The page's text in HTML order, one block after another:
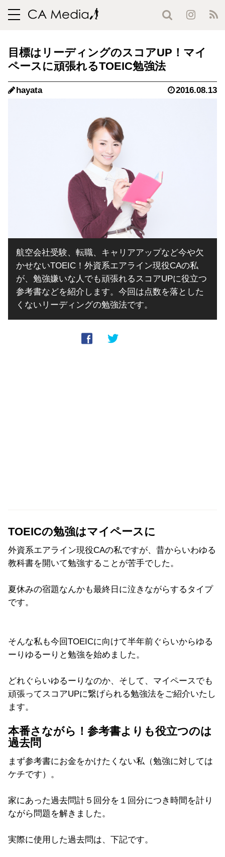
toggle
目標はリーディングのスコアUP！マイ
ペースに頑張れるTOEIC勉強法
hayata 2016.08.13
航空会社受験、転職、キャリアアップなど今や欠
かせないTOEIC！外資系エアライン現役CAの私
が、勉強嫌いな人でも頑張れるスコアUPに役立つ
参考書などを紹介します。今回は点数を落とした
くないリーディングの勉強法です。
TOEICの勉強はマイペースに
外資系エアライン現役CAの私ですが、昔からいわゆる
教科書を開いて勉強することが苦手でした。
夏休みの宿題なんかも最終日に泣きながらするタイプ
です。
そんな私も今回TOEICに向けて半年前ぐらいからゆる
ーりゆるーりと勉強を始めました。
どれぐらいゆるーりなのか、そして、マイペースでも
頑張ってスコアUPに繋げられる勉強法をご紹介いたし
ます。
本番さながら！参考書よりも役立つのは
過去問
まず参考書にお金をかけたくない私（勉強に対しては
ケチです）。
家にあった過去問計５回分を１回分につき時間を計り
ながら問題を解きました。
実際に使用した過去問は、下記です。